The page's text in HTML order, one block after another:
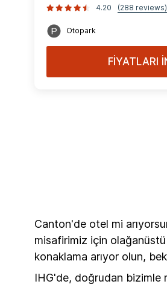
4.20
(288 reviews)
Otopark
FİYATLARI
Canton'de otel mi
misafirimiz için
konaklama arıyor olun,
IHG'de, doğrudan bizimle